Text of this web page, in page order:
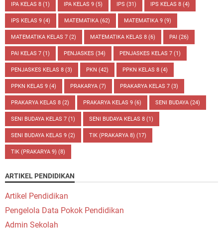
IPA KELAS 8 (1) IPA KELAS 9 (5) IPS (31) IPS KELAS 8 (4)
IPS KELAS 9 (4) MATEMATIKA (62) MATEMATIKA 9 (9)
MATEMATIKA KELAS 7 (2) MATEMATIKA KELAS 8 (6) PAI (26)
PAI KELAS 7 (1) PENJASKES (34) PENJASKES KELAS 7 (1)
PENJASKES KELAS 8 (3) PKN (42) PPKN KELAS 8 (4)
PPKN KELAS 9 (4) PRAKARYA (7) PRAKARYA KELAS 7 (3)
PRAKARYA KELAS 8 (2) PRAKARYA KELAS 9 (6) SENI BUDAYA (24)
SENI BUDAYA KELAS 7 (1) SENI BUDAYA KELAS 8 (1)
SENI BUDAYA KELAS 9 (2) TIK (PRAKARYA 8) (17)
TIK (PRAKARYA 9) (8)
ARTIKEL PENDIDIKAN
Artikel Pendidikan
Pengelola Data Pokok Pendidikan
Admin Sekolah